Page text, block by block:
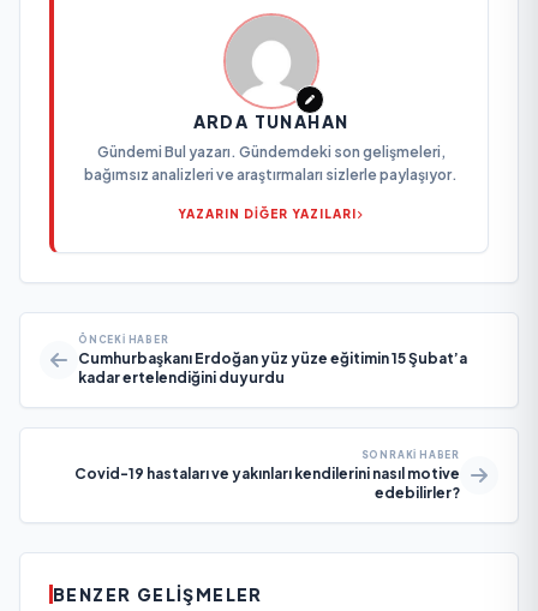
ARDA TUNAHAN
Gündemi Bul yazarı. Gündemdeki son gelişmeleri,
bağımsız analizleri ve araştırmaları sizlerle paylaşıyor.
YAZARIN DİĞER YAZILARI
ÖNCEKI HABER
Cumhurbaşkanı Erdoğan yüz yüze eğitimin 15 Şubat’a
kadar ertelendiğini duyurdu
SONRAKI HABER
Covid-19 hastaları ve yakınları kendilerini nasıl motive
edebilirler?
BENZER GELIŞMELER